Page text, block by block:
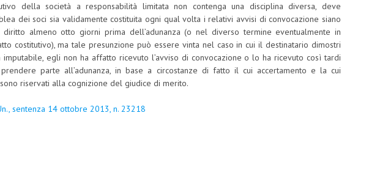
della società a responsabilità limitata non contenga una disciplina diversa, deve
dei soci sia validamente costituita ogni qual volta i relativi avvisi di convocazione siano
almeno otto giorni prima dell’adunanza (o nel diverso termine eventualmente in
costitutivo), ma tale presunzione può essere vinta nel caso in cui il destinatario dimostri
imputabile, egli non ha affatto ricevuto l’avviso di convocazione o lo ha ricevuto così tardi
parte all’adunanza, in base a circostanze di fatto il cui accertamento e la cui
riservati alla cognizione del giudice di merito.
sentenza 14 ottobre 2013, n. 23218